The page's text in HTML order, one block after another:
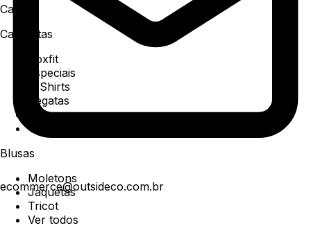
ecommerce@outsideco.com.br
Camisa
Camisetas
Boxfit
Especiais
T-Shirts
Regatas
Polo
Ver todos
Blusas
Moletons
Jaquetas
Tricot
Ver todos